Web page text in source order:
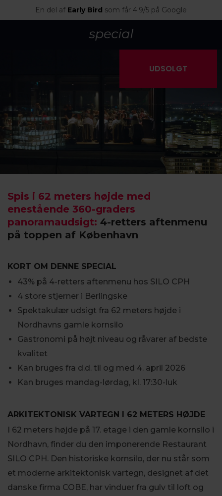
En del af Early Bird som får 4.9/5 på Google
UDSOLGT
Spis i 62 meters højde med
enestående 360-graders
panoramaudsigt: 4-retters aftenmenu
på toppen af København
KORT OM DENNE SPECIAL
43% på 4-retters aftenmenu hos SILO CPH
4 store stjerner i Berlingske
Spektakulær udsigt fra 62 meters højde i
Nordhavns gamle kornsilo
Gastronomi på højt niveau og råvarer af bedste
kvalitet
Kan bruges fra d.d. til og med 4. april 2026
Kan bruges mandag-lørdag, kl. 17:30-luk
ARKITEKTONISK VARTEGN I 62 METERS HØJDE
I 62 meters højde på 17. etage i den gamle kornsilo i
Nordhavn, finder du den imponerende Restaurant
SILO CPH. Den historiske kornsilo, der nu står som
et moderne arkitektonisk vartegn, designet af det
danske firma COBE, har vinduer fra gulv til loft og